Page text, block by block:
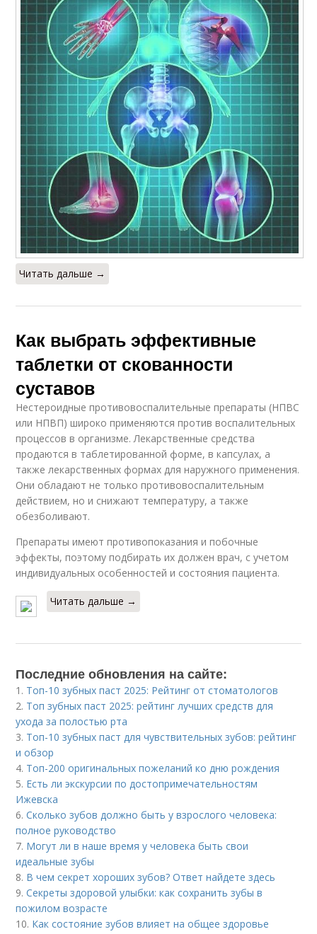
Читать дальше →
Как выбрать эффективные
таблетки от скованности
суставов
Нестероидные противовоспалительные препараты (НПВС
или НПВП) широко применяются против воспалительных
процессов в организме. Лекарственные средства
продаются в таблетированной форме, в капсулах, а
также лекарственных формах для наружного применения.
Они обладают не только противовоспалительным
действием, но и снижают температуру, а также
обезболивают.
Препараты имеют противопоказания и побочные
эффекты, поэтому подбирать их должен врач, с учетом
индивидуальных особенностей и состояния пациента.
Читать дальше →
Последние обновления на сайте:
1. Топ-10 зубных паст 2025: Рейтинг от стоматологов
2. Топ зубных паст 2025: рейтинг лучших средств для
ухода за полостью рта
3. Топ-10 зубных паст для чувствительных зубов: рейтинг
и обзор
4. Топ-200 оригинальных пожеланий ко дню рождения
5. Есть ли экскурсии по достопримечательностям
Ижевска
6.Сколько зубов должно быть у взрослого человека:
полное руководство
7. Могут ли в наше время у человека быть свои
идеальные зубы
8. В чем секрет хороших зубов? Ответ найдете здесь
9.Секреты здоровой улыбки: как сохранить зубы в
пожилом возрасте
10. Как состояние зубов влияет на общее здоровье